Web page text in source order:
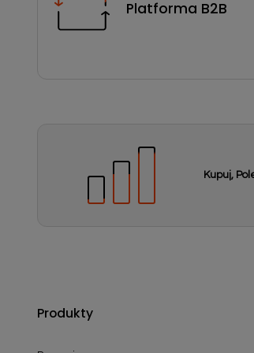
Platforma B2B
Kupuj,
Produkty